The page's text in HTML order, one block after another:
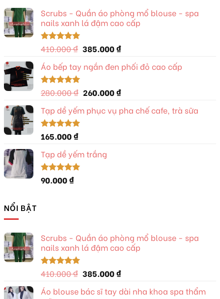
Scrubs - Quần áo phòng mổ blouse - spa
nails xanh lá đậm cao cấp
Được xếp
5 sao
410.000₫ Giá
là:
385.000₫Giá
tại
385.000 ₫.
Áo bếp tay ngắn đen phối đỏ cao cấp
Được xếp
5 sao
280.000₫ Giá
là:
260.000₫Giá
tại
Tạp dề yếm phục vụ pha chế cafe, trà sữa
Được xếp
hạng 5.00
5 sao
165.000₫
Tạp dề yếm trắng
Được xếp
hạng5.00
90.000₫
NỔI BẬT
Scrubs - Quần áo phòng mổ blouse - spa
nails xanh lá đậm cao cấp
Được xếp
5 sao
410.000₫ Giá
là:
385.000₫Giá
tại
Áo blouse bác sĩ tay dài nha khoa spa thẩm